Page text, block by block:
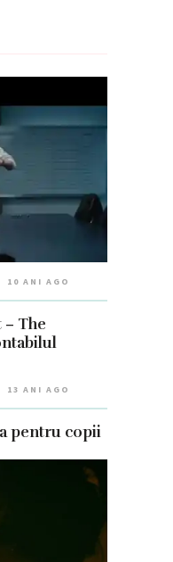
10 ANI AGO
– The
13 ANI AGO
pentru copii